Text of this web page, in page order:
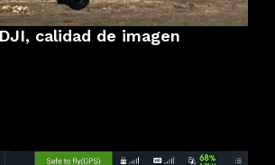
calidad de imagen